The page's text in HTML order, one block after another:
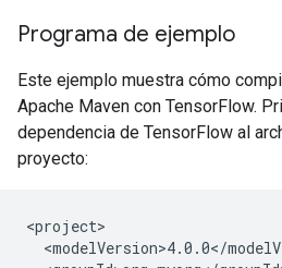
Programa de ejemplo
Este ejemplo muestra cómo
Apache Maven con TensorFlow.
dependencia de TensorFlow al
proyecto: